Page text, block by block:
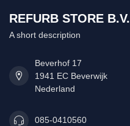
REFURB STORE B.V.
A short description
Beverhof 17
1941 EC Beverwijk
Nederland
085-0410560